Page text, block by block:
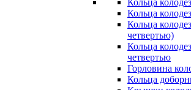
Кольца
Кольца
Кольца
четвертью)
Кольца
четвертью
Горловина
Кольца